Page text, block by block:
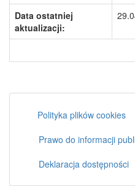
Data ostatniej
aktualizacji:
Polityka plików cookies
Prawo do informacji
Deklaracja dostępności